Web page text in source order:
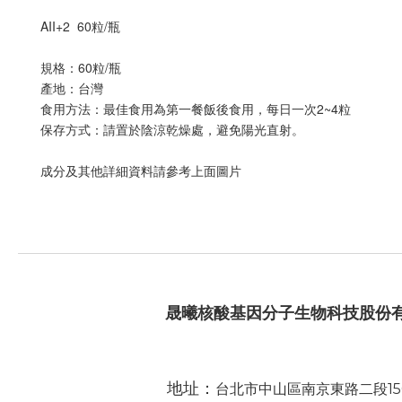
AII+2  60粒/瓶
規格：60粒/瓶
產地：台灣
食用方法：最佳食用為第一餐飯後食用，每日一次2~4粒
保存方式：請置於陰涼乾燥處，避免陽光直射。
成分及其他詳細資料請參考上面圖片
晟曦核酸基因分子生物科技股份
地址： 台北市中山區南京東路二段